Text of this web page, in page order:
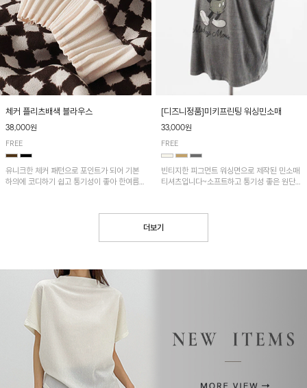
체커 플리츠배색 블라우스
38,000원
FREE
유니크한 체커 패턴으로 포인트가 되어 기본
하의에 코디하기 쉽고 통기성이 좋아 한여름에
[디즈니정품]미키프린팅 워싱민소매
33,000원
FREE
빈티지한 피그먼트 워싱면으로 제작된 민소매
티셔츠입니다~소프트하고 통기성 좋은 원단
더보기